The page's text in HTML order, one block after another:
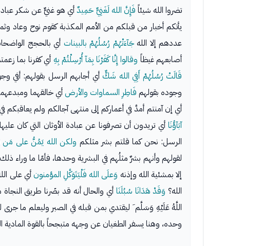
تضروا الله شيئاً فَإِنَّ الله لَغَنِيٌّ حَمِيدٌأي هو غنيٌّ عن شكر
يأتكم أخبار من قبلكم من الأمم المكذبة كقوم نوح وعاد
عددهم إلا اللهجَآءَتْهُمْ رُسُلُهُمْ بالبينات أي بالحجج
أصابعهم غيظاً وقالوا إِنَّا كَفَرْنَا بِمَآ أُرْسِلْتُمْ بِهِ أي كفرنا بما
قَالَتْ رُسُلُهُمْ أَفِي الله شَكٌّأي أجابهم الرسل بقولهم: أفي
وجوده بقولهم فَاطِرِ السماوات والأرضأي خالقهما
أي إن آمنتم أمدَّ في أعماركم إلى منتهى آجالكم ولم يعاقبكم
آبَآؤُنَاأي تريدون أن تصرفونا عن عبادة الأوثان التي كان عليها
الرسل: نحن كما قلتم بشر مثلكم ولكن الله يَمُنُّ على مَن
لقولهم وأنهم بشرٌ مثلُهم في البشرية وحدها، فأمّا ما وراء
إلا بمشئية الله وإذنه وَعلَى الله فَلْيَتَوَكَّلِ المؤمنونأي على
الله؟ وَقَدْ هَدَانَا سُبُلَنَا أي والحال أنه قد بصّرنا طريق
اللَّهُ عَلَيْهِ وَسَلَّم َ ليقتدي بمن قبله في الصبر وليعلم ما جرى
وحده، وهنا يسفر الطغيان عن وجهه متبجحاً بالقوة المادية